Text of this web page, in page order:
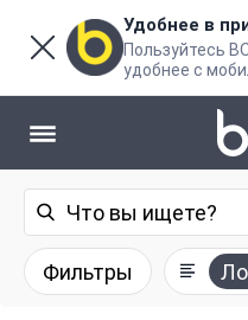
Удобнее в
Пользуйтесь
удобнее с
Фильтры